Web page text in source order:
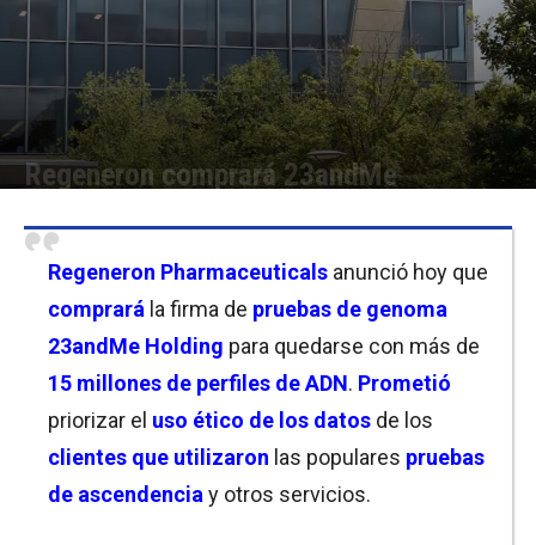
Regeneron comprará 23andMe
Regeneron Pharmaceuticals anunció hoy que
comprará la firma de pruebas de genoma
23andMe Holding para quedarse con más de
15 millones de perfiles de ADN. Prometió
priorizar el uso ético de los datos de los
clientes que utilizaron las populares pruebas
de ascendencia y otros servicios.